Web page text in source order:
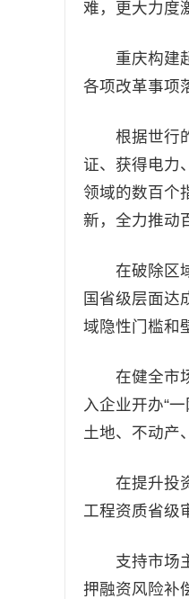
难，更大力度
重庆构建起
各项改革事项
根据世行的
证、获得电力
领域的数百个
新，全力推动
在破除区域
国省级层面达
域隐性门槛和
在健全市场
入企业开办“
土地、不动产
在提升投资
工程资质省级
支持市场主
押融资风险补